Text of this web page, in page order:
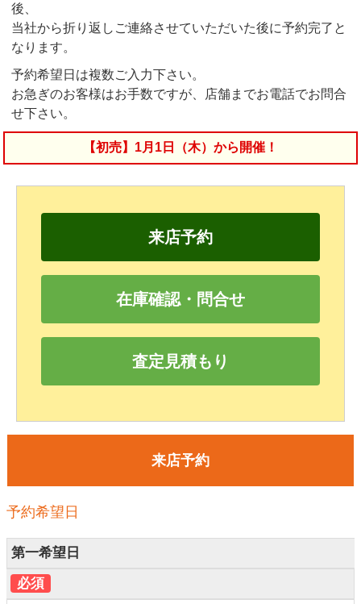
後、
当社から折り返しご連絡させていただいた後に予約完了と
なります。
予約希望日は複数ご入力下さい。
お急ぎのお客様はお手数ですが、店舗までお電話でお問合
せ下さい。
【初売】1月1日（木）から開催！
来店予約
在庫確認・問合せ
査定見積もり
来店予約
予約希望日
第一希望日
必須